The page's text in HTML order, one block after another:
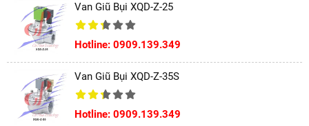
Van Giũ Bụi XQD-Z-25
Hotline: 0909.139.349
Van Giũ Bụi XQD-Z-35S
Hotline: 0909.139.349